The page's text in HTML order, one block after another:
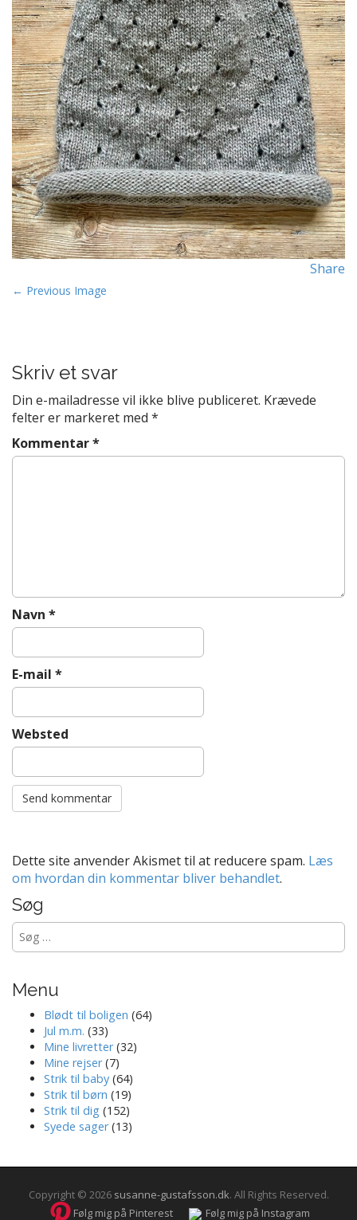
Share
P
n
a
v
i
g
← Previous Image
Skriv et svar
Din e-mailadresse vil ikke blive publiceret. Krævede
felter er markeret med *
Kommentar*
Navn *
E-mail *
Websted
Dette site anvender Akismet til at reducere spam. Læs
om hvordan din kommentar bliver behandlet.
Søg
Søg
efter:
Menu
Blødt til boligen (64)
Jul m.m. (33)
Mine livretter(32)
Mine rejser(7)
Strik til baby (64)
Strik til børn (19)
Strik til dig (152)
Syede sager(13)
Copyright © 2026 susanne-gustafsson.dk. All Rights Reserved.
Følg mig på Pinterest
Følg mig på Instagram